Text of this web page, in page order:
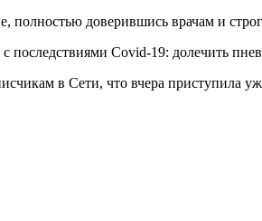
полностью доверившись врачам и
последствиями Covid-19: долечить
в Сети, что вчера приступила